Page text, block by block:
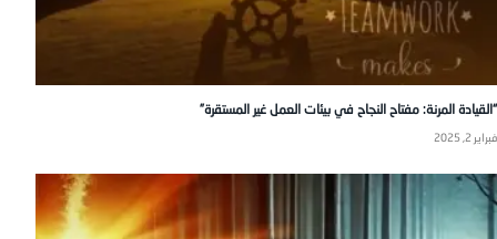
“القيادة المرنة: مفتاح النجاح في بيئات العمل غير المستقرة”
فبراير 2, 2025